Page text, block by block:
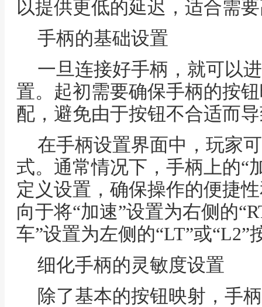
以提供更低的延迟，适合需
手柄的基础设置
一旦连接好手柄，就可以
置。起初需要确保手柄的按
配，避免由于按钮不合适而
在手柄设置界面中，玩家
式。通常情况下，手柄上的“
定义设置，确保操作的便捷
向于将“加速”设置为右侧的
车”设置为左侧的“LT”或“L2”
细化手柄的灵敏度设置
除了基本的按钮映射，手